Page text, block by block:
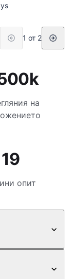
1 от 2
на
19
опит